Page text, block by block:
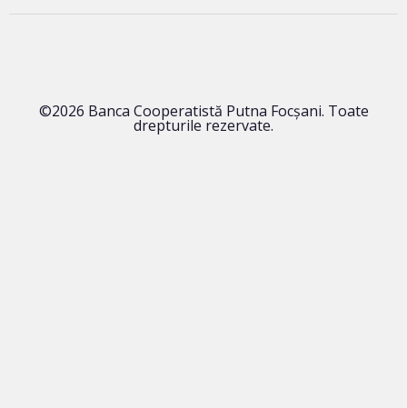
©2026 Banca Cooperatistă Putna Focșani. Toate
drepturile rezervate.